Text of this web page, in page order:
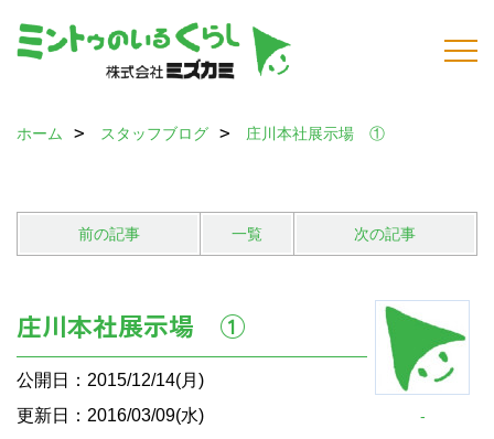
ホーム スタッフブログ 庄川本社展示場 ①
前の記事 一覧 次の記事
-
庄川本社展示場 ①
公開日：2015/12/14(月)
更新日：2016/03/09(水)